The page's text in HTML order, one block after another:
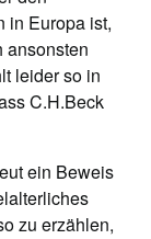
in Europa ist,
ansonsten
leider so in
C.H.Beck
ein Beweis
zu erzählen,